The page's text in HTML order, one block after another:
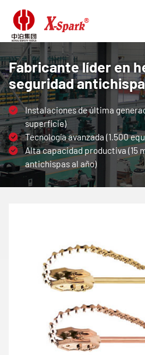
Fabricante líder en
seguridad
Instalaciones de última
superficie)
Tecnología avanzada (1.500
Alta capacidad productiva (15
antichispas al año)